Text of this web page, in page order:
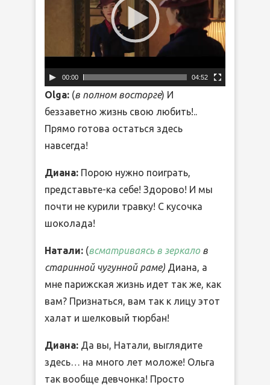
00:00 04:52
Olga: (в полном восторге) И
беззаветно жизнь свою любить!..
Прямо готова остаться здесь
навсегда!
Диана: Порою нужно поиграть,
представьте-ка себе! Здорово! И мы
почти не курили травку! С кусочка
шоколада!
Натали: (всматриваясь в зеркалов
старинной чугунной раме) Диана, а
мне парижская жизнь идет так же, как
вам? Признаться, вам так к лицу этот
халат и шелковый тюрбан!
Диана: Да вы, Натали, выглядите
здесь… на много лет моложе! Ольга
так вообще девчонка! Просто